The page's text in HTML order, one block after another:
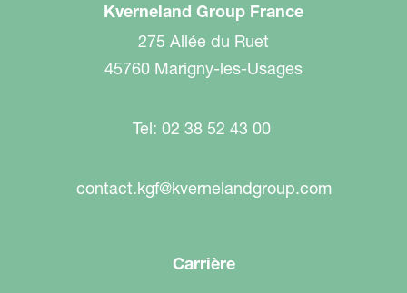
Kverneland Group France
275 Allée du Ruet
45760 Marigny-les-Usages
Tel: 02 38 52 43 00
contact.kgf@kvernelandgroup.com
Carrière